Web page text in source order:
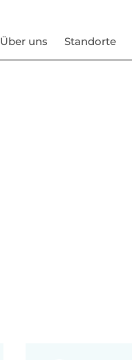
Über uns Standorte